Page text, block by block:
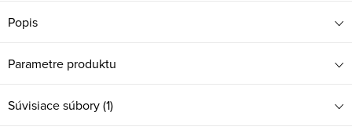
Popis
Parametre produktu
Súvisiace súbory (1)